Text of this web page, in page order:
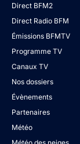
Direct BFM2
Direct Radio BFM
Émissions BFMTV
Programme TV
Canaux TV
Nos dossiers
Évènements
Partenaires
Météo